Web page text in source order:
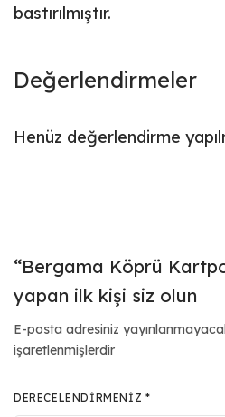
bastırılmıştır.
Değerlendirmeler
Henüz değerlendirme
“Bergama Köprü
yapan ilk kişi siz olun
E-posta adresiniz
işaretlenmişlerdir
DERECELENDIRMENIZ *